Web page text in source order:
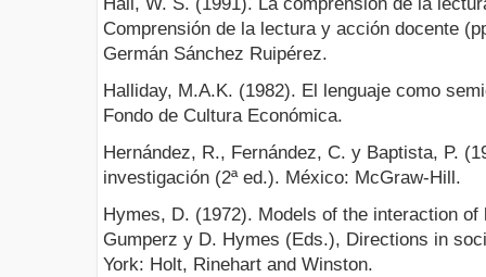
Comprensión de la lectura y acción docente
Germán Sánchez Ruipérez.
Halliday, M.A.K. (1982). El lenguaje como
Fondo de Cultura Económica.
Hernández, R., Fernández, C. y Baptista, P.
investigación (2ª ed.). México: McGraw-Hill.
Hymes, D. (1972). Models of the interaction
Gumperz y D. Hymes (Eds.), Directions in
York: Holt, Rinehart and Winston.